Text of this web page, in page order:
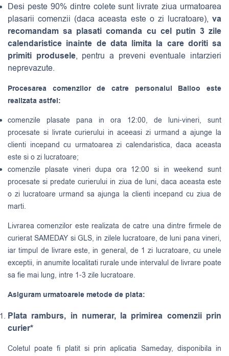
Desi peste 90% dintre colete sunt livrate ziua urmatoarea
plasarii comenzii (daca aceasta este o zi lucratoare), va
recomandam sa plasati comanda cu cel putin 3 zile
calendaristice inainte de data limita la care doriti sa
primiti produsele, pentru a preveni eventuale intarzieri
neprevazute.
Procesarea comenzilor de catre personalul Balloo este
realizata astfel:
comenzile plasate pana in ora 12:00, de luni-vineri, sunt
procesate si livrate curierului in aceeasi zi urmand a ajunge la
clienti incepand cu urmatoarea zi calendaristica, daca aceasta
este si o zi lucratoare;
comenzile plasate vineri dupa ora 12:00 si in weekend sunt
procesate si predate curierului in ziua de luni, daca aceasta este
o zi lucratoare urmand sa ajunga la clienti incepand cu ziua de
marti.
Livrarea comenzilor este realizata de catre una dintre firmele de
curieratSAMEDAY si GLS, in zilele lucratoare, de luni pana vineri,
iar timpul de livrare este, in general, de 1 zi lucratoare, cu unele
exceptii, in anumite localitati rurale unde intervalul de livrare poate
sa fie mai lung, intre 1-3 zile lucratoare.
Asiguram urmatoarele metode de plata:
Plata ramburs, in numerar, la primirea comenzii prin
curier*
Coletul poate fi platit si prin aplicatia Sameday, disponibila in